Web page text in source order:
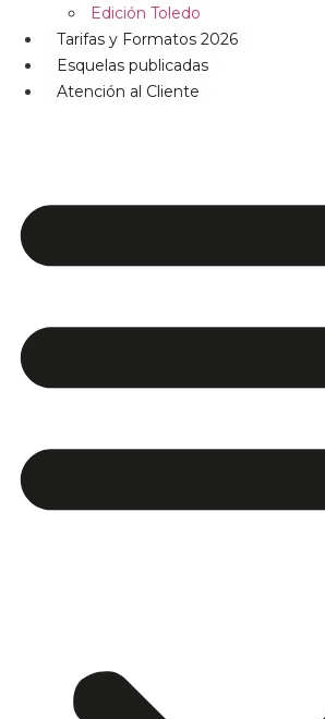
Edición Toledo
Tarifas y Formatos 2026
Esquelas publicadas
Atención al Cliente